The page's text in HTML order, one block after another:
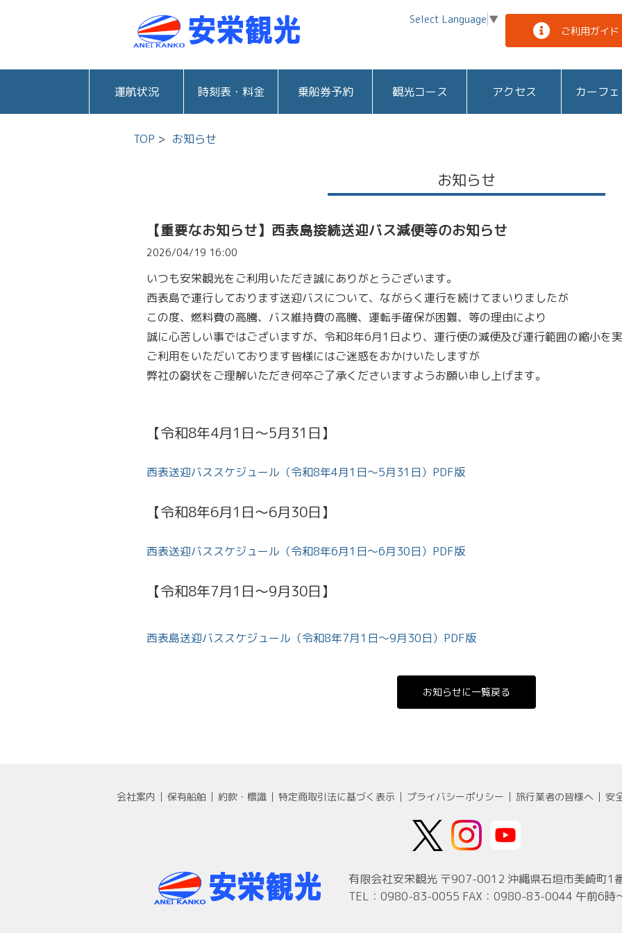
Select Language ▼
ご利用ガイド
運航状況 時刻表・料金 乗船券予約 観光コース アクセス カーフ
TOP お知らせ
お知らせ
【重要なお知らせ】西表島接続送迎バス減便等のお知らせ
2026/04/19 16:00
いつも安栄観光をご利用いただき誠にありがとうございます。
西表島で運行しております送迎バスについて、ながらく運行を続けてまいりましたが
この度、燃料費の高騰、バス維持費の高騰、運転手確保が困難、等の理由により
誠に心苦しい事ではございますが、令和8年6月1日より、運行便の減便及び運行範囲の縮小を実
ご利用をいただいております皆様にはご迷惑をおかけいたしますが
弊社の窮状をご理解いただき何卒ご了承くださいますようお願い申し上げます。
【令和8年4月1日～5月31日】
西表送迎バススケジュール（令和8年4月1日～5月31日）PDF版
【令和8年6月1日～6月30日】
西表送迎バススケジュール（令和8年6月1日～6月30日）PDF版
【令和8年7月1日～9月30日】
西表島送迎バススケジュール（令和8年7月1日～9月30日）PDF版
お知らせに一覧戻る
会社案内 保有船舶 約款・標識 特定商取引法に基づく表示 プライバシーポリシー 旅行業者の皆様へ 安
有限会社安栄観光 〒907-0012 沖縄県石垣市美崎町1
TEL：0980-83-0055 FAX：0980-83-0044 午前6時